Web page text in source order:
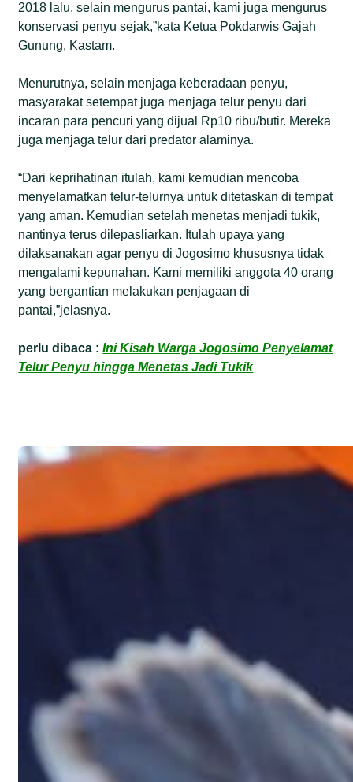
2018 lalu, selain mengurus pantai, kami juga mengurus
konservasi penyu sejak,”kata Ketua Pokdarwis Gajah
Gunung, Kastam.
Menurutnya, selain menjaga keberadaan penyu,
masyarakat setempat juga menjaga telur penyu dari
incaran para pencuri yang dijual Rp10 ribu/butir. Mereka
juga menjaga telur dari predator alaminya.
“Dari keprihatinan itulah, kami kemudian mencoba
menyelamatkan telur-telurnya untuk ditetaskan di tempat
yang aman. Kemudian setelah menetas menjadi tukik,
nantinya terus dilepasliarkan. Itulah upaya yang
dilaksanakan agar penyu di Jogosimo khususnya tidak
mengalami kepunahan. Kami memiliki anggota 40 orang
yang bergantian melakukan penjagaan di
pantai,”jelasnya.
perlu dibaca :Ini Kisah Warga Jogosimo Penyelamat
Telur Penyu hingga Menetas Jadi Tukik